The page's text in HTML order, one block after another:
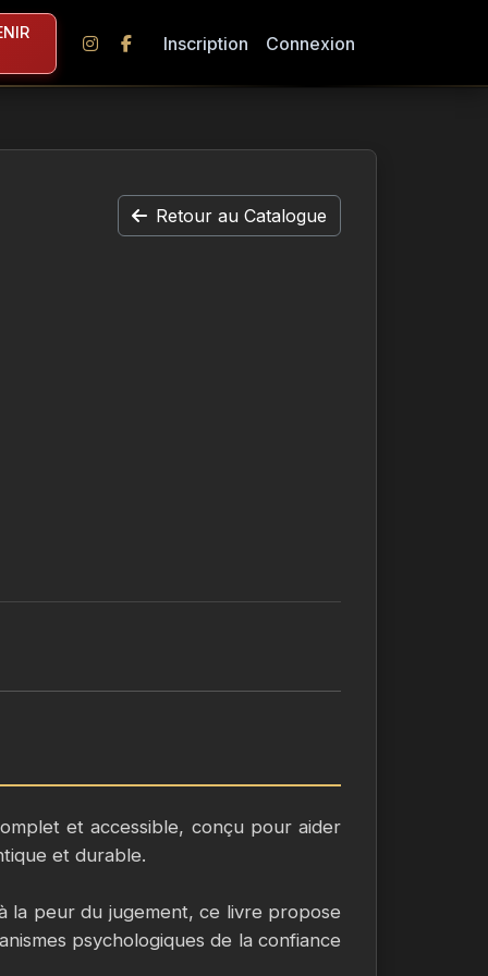
Inscription Connexion
Retour au Catalogue
et accessible, conçu pour aider
et durable.
la peur du jugement, ce livre propose
psychologiques de la confiance